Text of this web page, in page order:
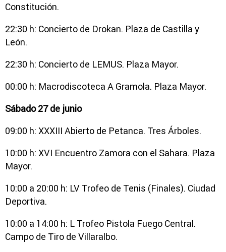
Constitución.
22:30 h: Concierto de Drokan. Plaza de Castilla y
León.
22:30 h: Concierto de LEMUS. Plaza Mayor.
00:00 h: Macrodiscoteca A Gramola. Plaza Mayor.
Sábado 27 de junio
09:00 h: XXXIII Abierto de Petanca. Tres Árboles.
10:00 h: XVI Encuentro Zamora con el Sahara. Plaza
Mayor.
10:00 a 20:00 h: LV Trofeo de Tenis (Finales). Ciudad
Deportiva.
10:00 a 14:00 h: L Trofeo Pistola Fuego Central.
Campo de Tiro de Villaralbo.